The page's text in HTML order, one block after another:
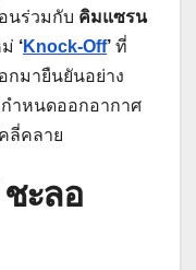
นร่วมกับ คิมแซรน
ม่ ‘Knock-Off’ ที่
กมายืนยันอย่าง
กำหนดออกอากาศ
ลี่คลาย
ะลอ